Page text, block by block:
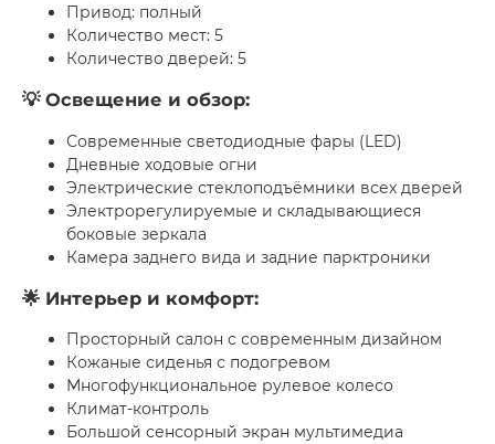
Привод: полный
Количество мест: 5
Количество дверей: 5
💡 Освещение и обзор:
Современные светодиодные фары (LED)
Дневные ходовые огни
Электрические стеклоподъёмники всех дверей
Электрорегулируемые и складывающиеся
боковые зеркала
Камера заднего вида и задние парктроники
🌟 Интерьер и комфорт:
Просторный салон с современным дизайном
Кожаные сиденья с подогревом
Многофункциональное рулевое колесо
Климат-контроль
Большой сенсорный экран мультимедиа